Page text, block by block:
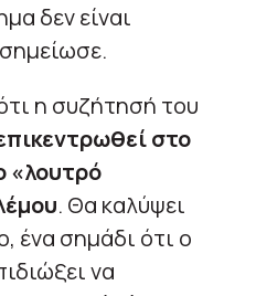
δεν είναι
η συζήτησή του
στο
«λουτρό
. Θα καλύψει
ένα σημάδι ότι ο
να